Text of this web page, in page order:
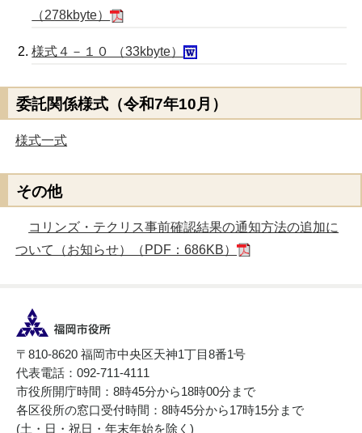
（278kbyte）
様式４－１０ （33kbyte）
委託関係様式（令和7年10月）
様式一式
その他
コリンズ・テクリス事前確認結果の通知方法の追加に
ついて（お知らせ）（PDF：686KB）
〒810-8620 福岡市中央区天神1丁目8番1号
代表電話：092-711-4111
市役所開庁時間：8時45分から18時00分まで
各区役所の窓口受付時間：8時45分から17時15分まで
(土・日・祝日・年末年始を除く)